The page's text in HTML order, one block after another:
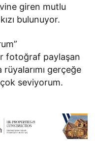
giren mutlu
bulunuyor.
fotoğraf paylaşan
rüyalarımı gerçeğe
seviyorum.